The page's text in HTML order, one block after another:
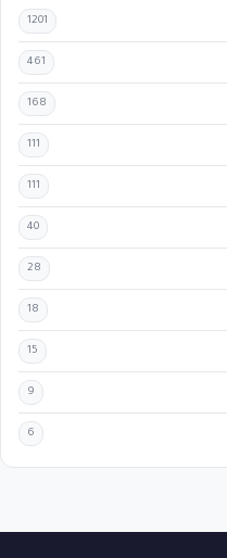
1201
461
168
111
111
40
28
18
15
9
6